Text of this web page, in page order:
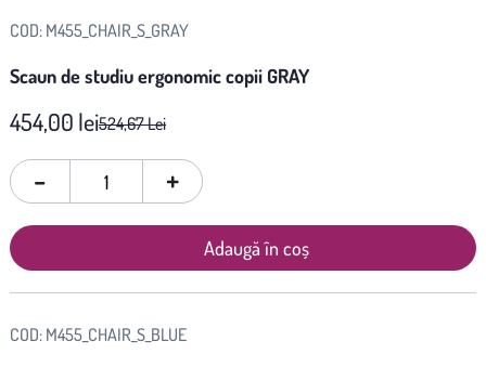
COD: M455_CHAIR_S_GRAY
Scaun de studiu ergonomic copii GRAY
454,00 lei524,67 Lei
+
-
Adaugă în coș
COD: M455_CHAIR_S_BLUE